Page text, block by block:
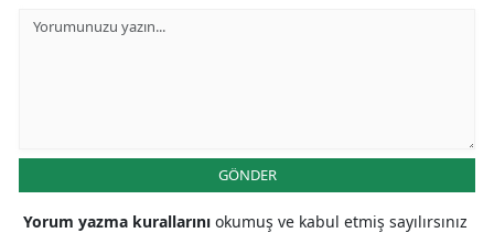
GÖNDER
Yorum yazma kurallarını okumuş ve kabul etmiş sayılırsınız